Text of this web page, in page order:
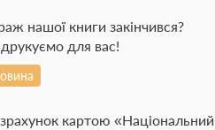
нашої книги закінчився?
для вас!
картою «Національний